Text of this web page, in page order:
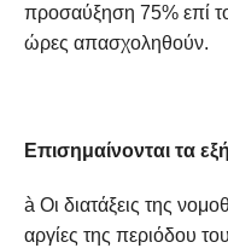
προσαύξηση 75% επί
ώρες απασχοληθούν.
Επισημαίνονται τα
à Οι διατάξεις της
αργίες της περιόδου